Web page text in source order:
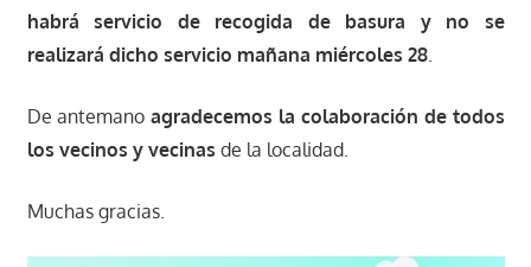
habrá servicio de recogida de basura
y no se
realizará dicho servicio mañana miércoles 28.
De antemanoagradecemos la colaboración de todos
los vecinos y vecinas de la localidad.
Muchas gracias.